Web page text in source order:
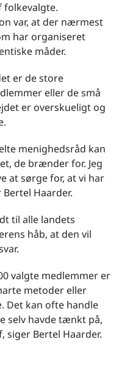
folkevalgte.
var, at der nærmest
har organiseret
måder.
er de store
eller de små
er overskueligt og
menighedsråd kan
de brænder for. Jeg
at sørge for, at vi har
Haarder.
til alle landets
håb, at den vil
valgte medlemmer er
metoder eller
Det kan ofte handle
selv havde tænkt på,
siger Bertel Haarder.